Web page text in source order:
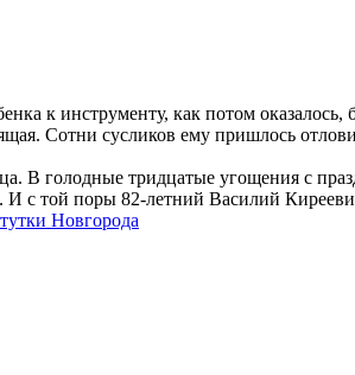
к инструменту, как потом
Сотни сусликов ему пришлось
В голодные тридцатые угощения с
с той поры 82-летний Василий
Новгорода